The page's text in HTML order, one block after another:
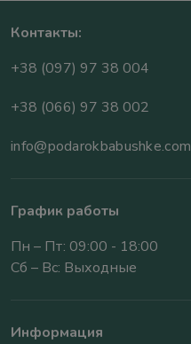
Контакты:
+38 (097) 97 38 004
+38 (066) 97 38 002
info@podarokbabushke.com
График работы
Пн – Пт: 09:00 - 18:00
Сб – Вс: Выходные
Информация